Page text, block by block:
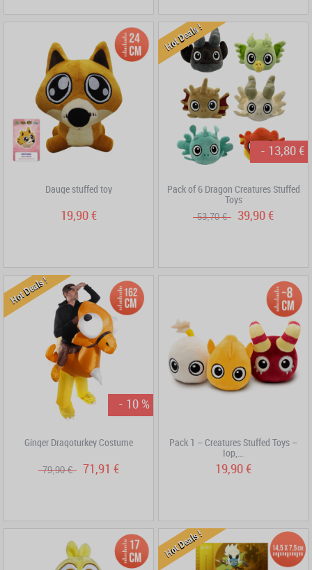
Dauge stuffed toy
19,90 €
- 13,80 €
Hot Deals !
Pack of 6 Dragon Creatures Stuffed
Toys
53,70 € 39,90 €
- 10 %
Hot Deals !
Ginger Dragoturkey Costume
79,90 € 71,91 €
Pack 1 – Creatures Stuffed Toys –
Iop,...
19,90 €
Hot Deals !